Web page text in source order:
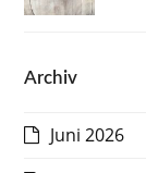
Archiv
Juni 2026